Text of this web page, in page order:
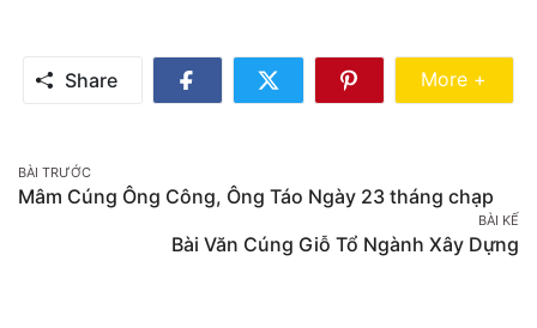
Share
Share
Share
More +
Post
navigation
BÀI TRƯỚC
Mâm Cúng Ông Công, Ông Táo Ngày 23 tháng chạp
BÀI KẾ
Bài Văn Cúng Giỗ Tổ Ngành Xây Dựng